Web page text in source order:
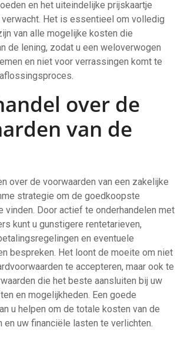
en het uiteindelijke prijskaartje
verwacht. Het is essentieel om volledig
van alle mogelijke kosten die
de lening, zodat u een weloverwogen
en niet voor verrassingen komt te
over de
van de
over de voorwaarden van een zakelijke
strategie om de goedkoopste
vinden. Door actief te onderhandelen met
kunt u gunstigere rentetarieven,
en eventuele
bespreken. Het loont de moeite om niet
te accepteren, maar ook te
die het beste aansluiten bij uw
en mogelijkheden. Een goede
u helpen om de totale kosten van de
en uw financiële lasten te verlichten.